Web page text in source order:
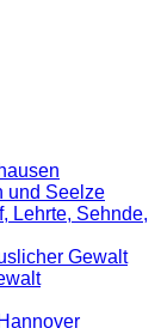
und Seelze
Lehrte, Sehnde,
Gewalt